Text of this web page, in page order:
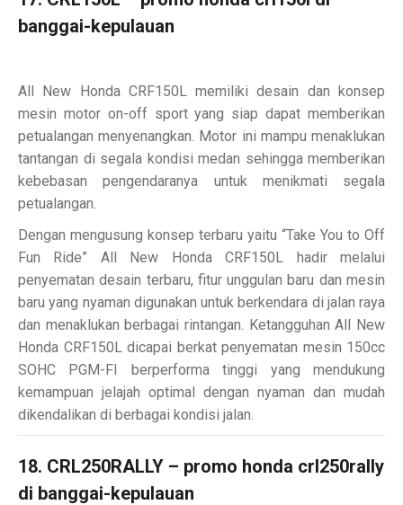
banggai-kepulauan
All New Honda CRF150L memiliki desain dan konsep
mesin motor on-off sport yang siap dapat memberikan
petualangan menyenangkan. Motor ini mampu menaklukan
tantangan di segala kondisi medan sehingga memberikan
kebebasan pengendaranya untuk menikmati segala
petualangan.
Dengan mengusung konsep terbaru yaitu “Take You to Off
Fun Ride” All New Honda CRF150L hadir melalui
penyematan desain terbaru, fitur unggulan baru dan mesin
baru yang nyaman digunakan untuk berkendara di jalan raya
dan menaklukan berbagai rintangan. Ketangguhan All New
Honda CRF150L dicapai berkat penyematan mesin 150cc
SOHC PGM-FI berperforma tinggi yang mendukung
kemampuan jelajah optimal dengan nyaman dan mudah
dikendalikan di berbagai kondisi jalan.
18. CRL250RALLY – promo honda crl250rally
di banggai-kepulauan